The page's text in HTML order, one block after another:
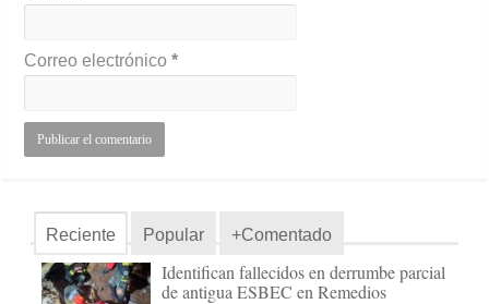
Correo electrónico*
Reciente Popular +Comentado
Identifican fallecidos en derrumbe parcial
de antigua ESBEC en Remedios